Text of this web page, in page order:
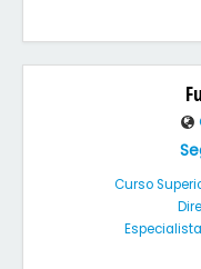
Curso